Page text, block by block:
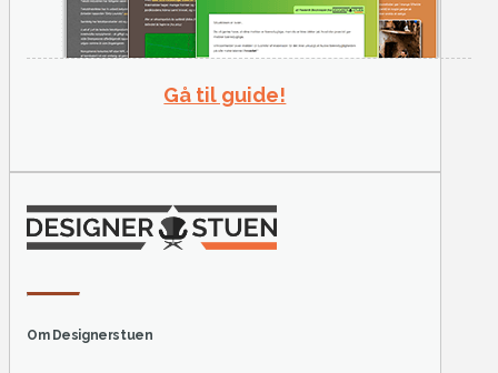
Gå til guide!
Om Designerstuen